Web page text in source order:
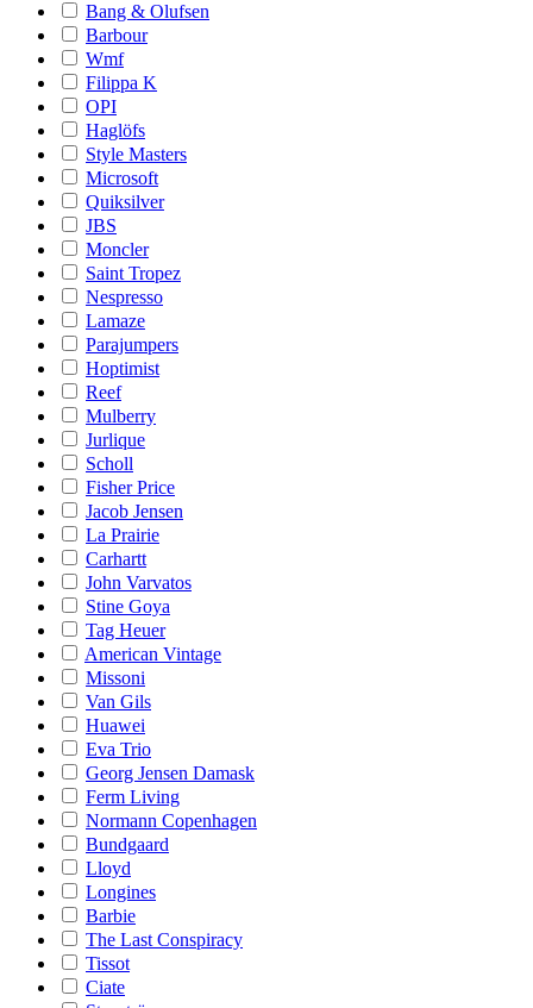
Bang & Olufsen
Barbour
Wmf
Filippa K
OPI
Haglöfs
Style Masters
Microsoft
Quiksilver
JBS
Moncler
Saint Tropez
Nespresso
Lamaze
Parajumpers
Hoptimist
Reef
Mulberry
Jurlique
Scholl
Fisher Price
Jacob Jensen
La Prairie
Carhartt
John Varvatos
Stine Goya
Tag Heuer
American Vintage
Missoni
Van Gils
Huawei
Eva Trio
Georg Jensen Damask
Ferm Living
Normann Copenhagen
Bundgaard
Lloyd
Longines
Barbie
The Last Conspiracy
Tissot
Ciate